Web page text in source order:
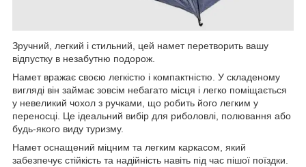
Зручний, легкий і стильний, цей намет перетворить вашу
відпустку в незабутню подорож.
Намет вражає своєю легкістю і компактністю. У складеному
вигляді він займає зовсім небагато місця і легко поміщається
у невеликий чохол з ручками, що робить його легким у
переносці. Це ідеальний вибір для риболовлі, полювання або
будь-якого виду туризму.
Намет оснащений міцним та легким каркасом, який
забезпечує стійкість та надійність навіть під час пішої поїздки.